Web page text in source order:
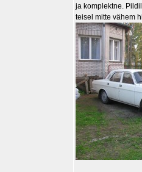
ja komplektne.
teisel mitte vähem